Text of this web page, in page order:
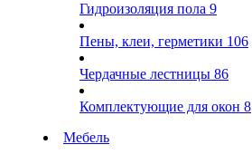
Гидроизоляция пола 9
Пены, клеи, герметики 106
Чердачные лестницы 86
Комплектующие для окон 8
Мебель